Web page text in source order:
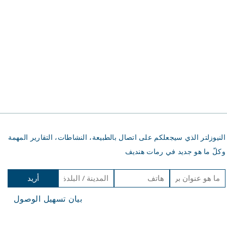
النيوزلتر الذي سيجعلكم على اتصال بالطبيعة، النشاطات، التقارير المهمة
وكلّ ما هو جديد في رمات هنديف
أريد
الانضمام
بيان تسهيل الوصول